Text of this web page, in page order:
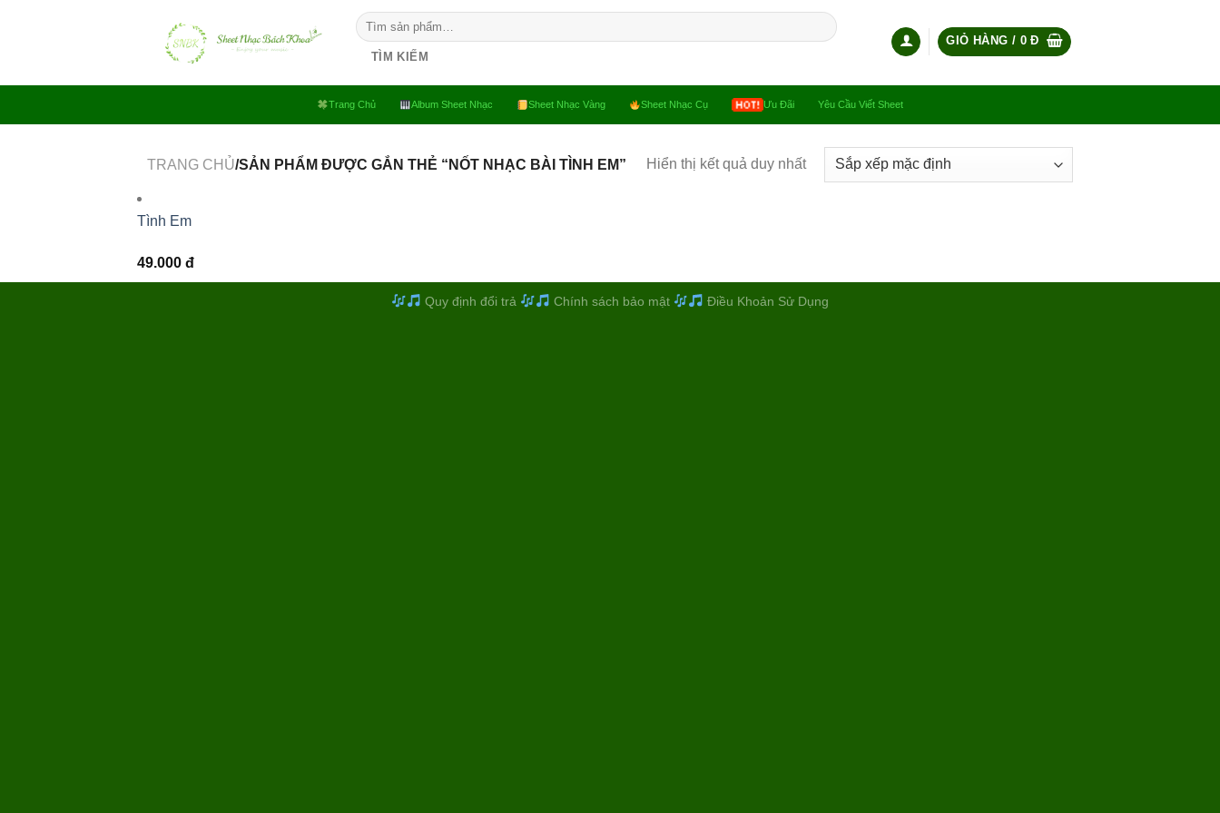
Tìm
kiếm:
TÌM KIẾM
GIỎ HÀNG / 0Đ
Trang Chủ Album Sheet Nhạc Sheet Nhạc Vàng Sheet Nhạc Cụ Ưu Đãi Yêu Cầu Viết Sheet
TRANG CHỦ/SẢN PHẨM ĐƯỢC GẮN THẺ “NỐT NHẠC BÀI TÌNH EM” Hiển thị kết quả duy nhất
Tình Em
49.000 đ
Quy định đổi trả Chính sách bảo mật Điều Khoản Sử Dụng